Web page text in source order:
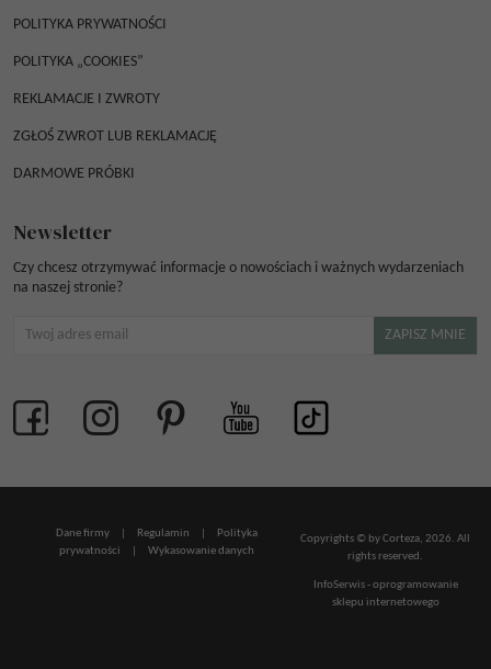
POLITYKA PRYWATNOŚCI
POLITYKA „COOKIES”
REKLAMACJE I ZWROTY
ZGŁOŚ ZWROT LUB REKLAMACJĘ
DARMOWE PRÓBKI
Newsletter
Czy chcesz otrzymywać informacje o nowościach i ważnych wydarzeniach
na naszej stronie?
Copyrights © by Corteza, 2026. All
rights reserved.
InfoSerwis-oprogramowanie
sklepu internetowego
Dane firmy Regulamin
Polityka
prywatności
Wykasowanie danych